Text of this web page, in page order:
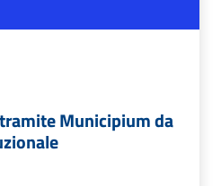
Municipium da